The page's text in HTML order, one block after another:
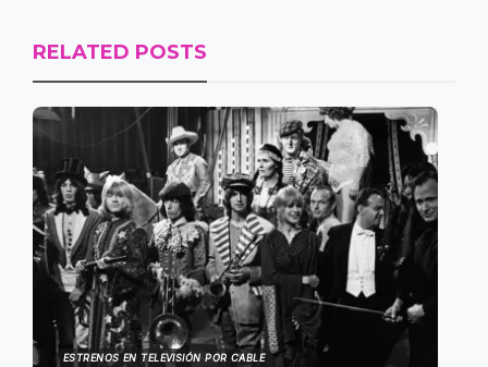
RELATED POSTS
ESTRENOS EN TELEVISIÓN POR CABLE